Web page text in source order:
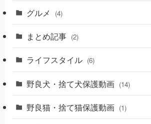
グルメ (4)
まとめ記事 (2)
ライフスタイル (6)
野良犬・捨て犬保護動画 (14)
野良猫・捨て猫保護動画 (1)